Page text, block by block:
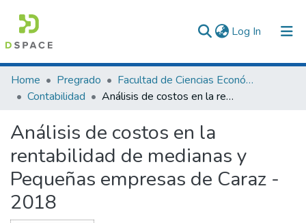
Log In (current)
Communities & Collections
All of DSpace
Statistics
Home Pregrado
Facultad de Ciencias Económicas y Administrativas
Contabilidad
Análisis de costos en la rentabilidad de medianas y Pequeñas empresas de Caraz - 2018
Análisis de costos en la
rentabilidad de medianas y
Pequeñas empresas de Caraz -
2018